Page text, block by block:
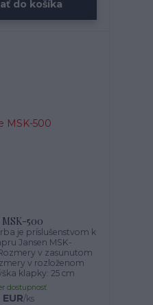
do košíka
500
je príslušenstvom k
Jansen MSK-
v zasunutom
v rozloženom
klapky: 25 cm
/ks
dostupnosť